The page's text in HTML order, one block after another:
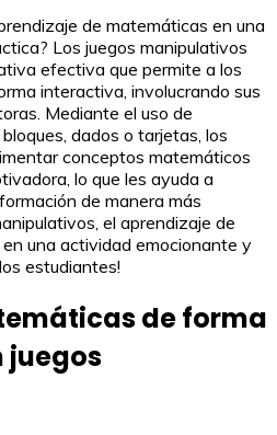
de matemáticas en una
Los juegos manipulativos
efectiva que permite a los
interactiva, involucrando sus
Mediante el uso de
dados o tarjetas, los
conceptos matemáticos
lo que les ayuda a
de manera más
el aprendizaje de
una actividad emocionante y
estudiantes!
de forma
juegos